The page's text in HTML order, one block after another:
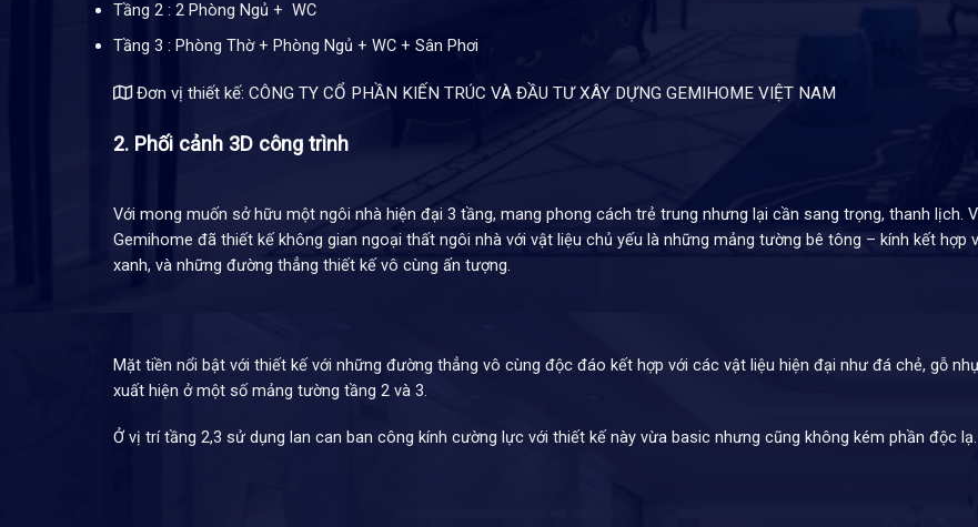
Tầng 2 : 2 Phòng Ngủ + WC
Tầng 3 : Phòng Thờ + Phòng Ngủ + WC + Sân Phơi
Đơn vị thiết kế: CÔNG TY CỔ PHẦN KIẾN TRÚC VÀ ĐẦU TƯ XÂY DỰNG GEMIHOME VIỆT NAM
2. Phối cảnh 3D công trình
Với mong muốn sở hữu một ngôi nhà hiện đại 3 tầng, mang phong cách trẻ trung nhưng lại cần sang trọng, thanh lịch.
Gemihome đã thiết kế không gian ngoại thất ngôi nhà với vật liệu chủ yếu là những mảng tường bê tông – kính kết hợp
xanh, và những đường thẳng thiết kế vô cùng ấn tượng.
Mặt tiền nổi bật với thiết kế với những đường thẳng vô cùng độc đáo kết hợp với các vật liệu hiện đại như đá chẻ, gỗ
xuất hiện ở một số mảng tường tầng 2 và 3.
Ở vị trí tầng 2,3 sử dụng lan can ban công kính cường lực với thiết kế này vừa basic nhưng cũng không kém phần độc lạ.